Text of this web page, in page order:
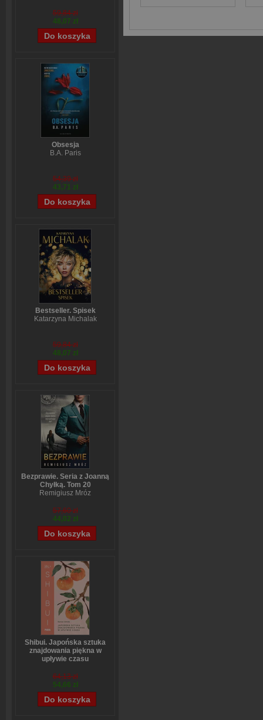
59,84 zł
48,07 zł
Obsesja
B.A. Paris
54,39 zł
43,71 zł
Bestseller. Spisek
Katarzyna Michalak
59,84 zł
48,07 zł
Bezprawie. Seria z Joanną
Chyłką. Tom 20
Remigiusz Mróz
57,60 zł
44,02 zł
Shibui. Japońska sztuka
znajdowania piękna w
upływie czasu
64,13 zł
54,66 zł